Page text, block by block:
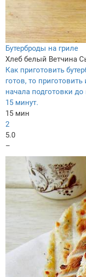
Бутерброды на гриле
Хлеб белый Ветчина
Как приготовить
готов, то
начала подготовки
15 минут.
15 мин
2
5.0
–